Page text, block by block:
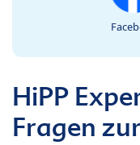
HiPP
Fragen